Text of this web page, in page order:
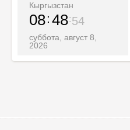
Кыргызстан
08 48 56
суббота, август 8,
2026